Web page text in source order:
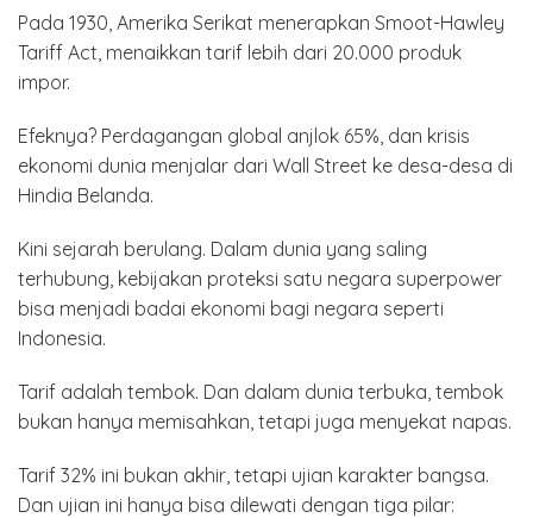
Pada 1930, Amerika Serikat menerapkan Smoot-Hawley
Tariff Act, menaikkan tarif lebih dari 20.000 produk
impor.
Efeknya? Perdagangan global anjlok 65%, dan krisis
ekonomi dunia menjalar dari Wall Street ke desa-desa di
Hindia Belanda.
Kini sejarah berulang. Dalam dunia yang saling
terhubung, kebijakan proteksi satu negara superpower
bisa menjadi badai ekonomi bagi negara seperti
Indonesia.
Tarif adalah tembok. Dan dalam dunia terbuka, tembok
bukan hanya memisahkan, tetapi juga menyekat napas.
Tarif 32% ini bukan akhir, tetapi ujian karakter bangsa.
Dan ujian ini hanya bisa dilewati dengan tiga pilar: